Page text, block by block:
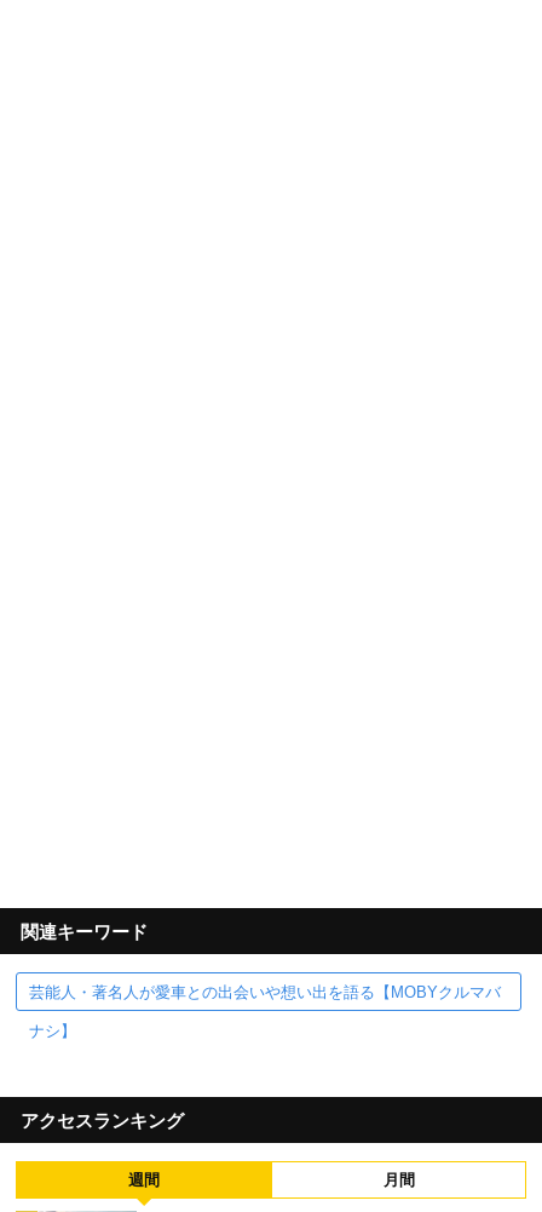
関連キーワード
芸能人・著名人が愛車との出会いや想い出を語る【MOBYクルマバ
ナシ】
アクセスランキング
週間 月間